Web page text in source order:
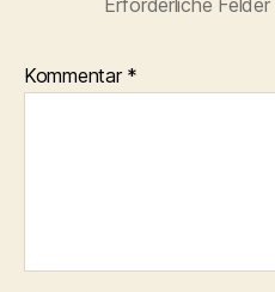
Erforderliche
Kommentar *